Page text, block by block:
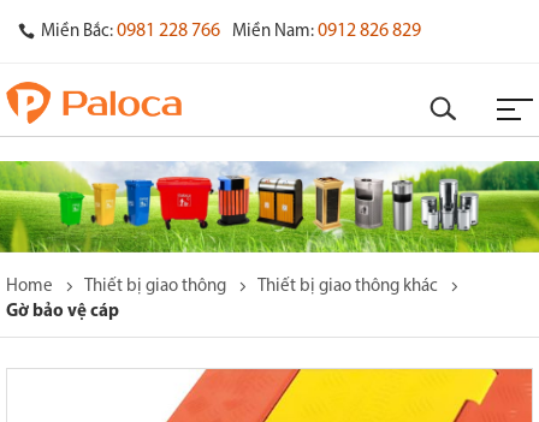
Miền Bắc: 0981 228 766 Miền Nam: 0912 826 829
Home Thiết bị giao thông
Thiết bị giao thông khác
Gờ bảo vệ cáp